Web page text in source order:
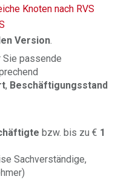
Knoten nach RVS
Version.
Sie passende
, Beschäftigungsstand
bzw. bis zu € 1
Sachverständige,